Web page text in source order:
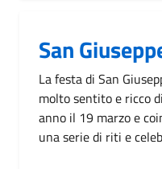
San
La festa di San
molto sentito e ricco
anno il 19 marzo e
una serie di riti e